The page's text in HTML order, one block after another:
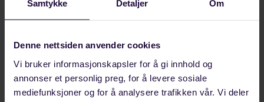
Samtykke Detaljer Om
Denne nettsiden anvender cookies
Vi bruker informasjonskapsler for å gi innhold og
annonser et personlig preg, for å levere sosiale
mediefunksjoner og for å analysere trafikken vår. Vi deler